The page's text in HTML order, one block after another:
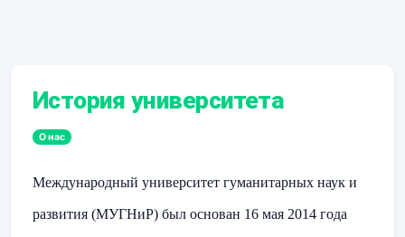
История университета
О нас
Международный университет гуманитарных наук и
развития (МУГНиР) был основан 16 мая 2014 года